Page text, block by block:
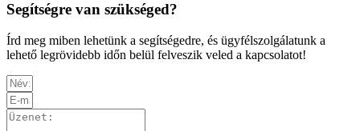
Segítségre van szükséged?
Írd meg miben lehetünk a segítségedre, és ügyfélszolgálatunk a
lehető legrövidebb időn belül felveszik veled a kapcsolatot!